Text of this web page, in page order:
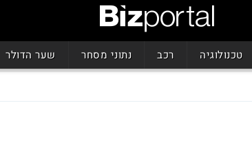
טכנולוגיה רכב נתוני מסחר שער הדולר